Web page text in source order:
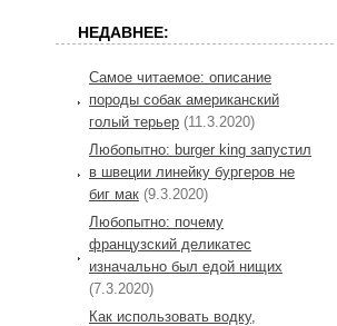
НЕДАВНЕЕ:
Самое читаемое: описание
породы собак американский
голый терьер (11.3.2020)
Любопытно: burger king запустил
в швеции линейку бургеров не
биг мак (9.3.2020)
Любопытно: почему
французский деликатес
изначально был едой нищих
(7.3.2020)
Как использовать водку,